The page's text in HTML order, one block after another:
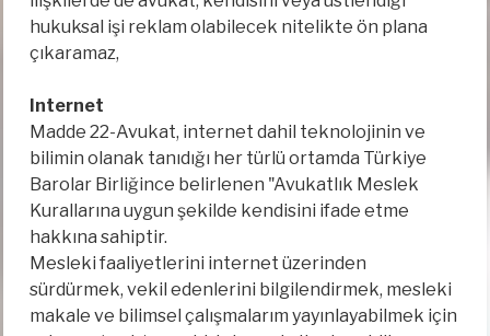
hukuksal işi reklam olabilecek nitelikte ön plana
çıkaramaz,
Internet
Madde 22-Avukat, internet dahil teknolojinin ve
bilimin olanak tanıdığı her türlü ortamda Türkiye
Barolar Birliğince belirlenen "Avukatlık Meslek
Kurallarına uygun şekilde kendisini ifade etme
hakkına sahiptir.
Mesleki faaliyetlerini internet üzerinden
sürdürmek, vekil edenlerini bilgilendirmek, mesleki
makale ve bilimsel çalışmalarım yayınlayabilmek için